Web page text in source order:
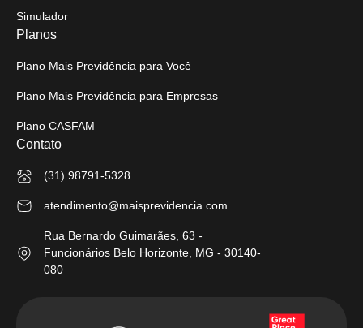
Simulador
Planos
Plano Mais Previdência para Você
Plano Mais Previdência para Empresas
Plano CASFAM
Contato
(31) 98791-5328
atendimento@maisprevidencia.com
Rua Bernardo Guimarães, 63 -
Funcionários Belo Horizonte, MG - 30140-
080